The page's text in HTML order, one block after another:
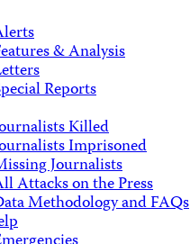
& Analysis
Reports
Killed
Imprisoned
Journalists
Attacks on the Press
Methodology and FAQs